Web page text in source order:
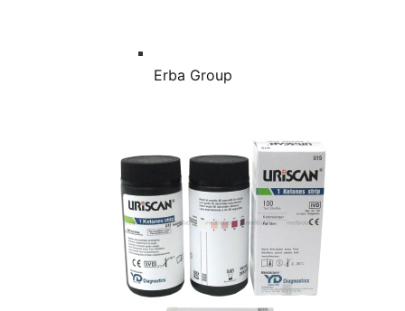
Erba Group